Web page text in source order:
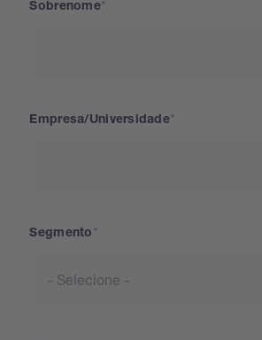
Sobrenome
Empresa/Universidade
Segmento